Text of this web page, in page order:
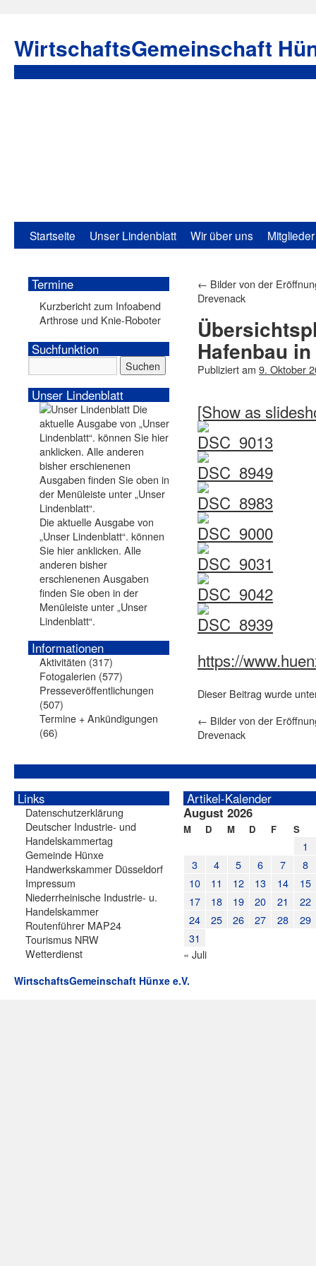
WirtschaftsGemeinschaft
Startseite Unser Lindenblatt Wir über uns Mitglieder
← Bilder von der
Drevenack
Hafenbau
Publiziert am 9. Oktober
[Show as
https://
Dieser Beitrag wurde
← Bilder von der
Drevenack
Termine
Kurzbericht zum Infoabend
Arthrose und Knie-Roboter
Suchfunktion
Unser Lindenblatt
Die aktuelle Ausgabe von
„Unser Lindenblatt“. können
Sie hier anklicken. Alle
anderen bisher
erschienenen Ausgaben
finden Sie oben in der
Menüleiste unter „Unser
Lindenblatt“.
Informationen
Aktivitäten (317)
Fotogalerien (577)
Presseveröffentlichungen
(507)
Termine + Ankündigungen
(66)
Links
Datenschutzerklärung
Deutscher Industrie- und
Handelskammertag
Gemeinde Hünxe
Handwerkskammer Düsseldorf
Impressum
Niederrheinische Industrie- u.
Handelskammer
Routenführer MAP24
Tourismus NRW
Wetterdienst
Artikel-Kalender
August 2026
M D M D F S
1
3
4 5 6 7
8
10
11 12 13 14
15
17
18 19 20 21
22
24
25 26 27 28
29
31
« Juli
WirtschaftsGemeinschaft Hünxe e.V.